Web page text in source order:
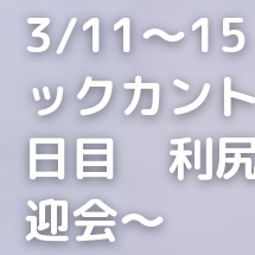
3/11〜
ックカン
日目 利
迎会〜